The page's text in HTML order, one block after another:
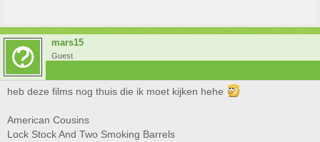
mars15
Guest
heb deze films nog thuis die ik moet kijken hehe
American Cousins
Lock Stock And Two Smoking Barrels